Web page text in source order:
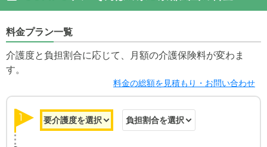
料金プラン一覧
介護度と負担割合に応じて、月額の介護保険料が変わま
す。
料金の総額を見積もり・お問い合わせ
1